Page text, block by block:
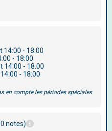
14:00 - 18:00
- 18:00
14:00 - 18:00
- 18:00
en compte les périodes spéciales
notes)